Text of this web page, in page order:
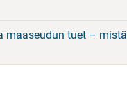
maaseudun tuet – mistä